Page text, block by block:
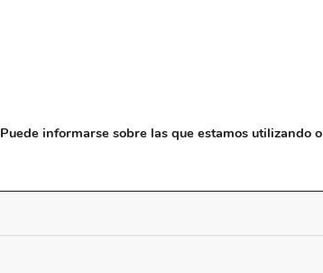
Puede informarse sobre las que estamos utilizando o